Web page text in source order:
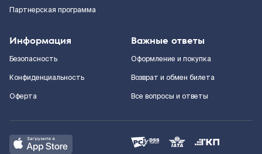
Партнерская программа
Информация
Безопасность
Конфиденциальность
Оферта
Важные ответы
Оформление и покупка
Возврат и обмен билета
Все вопросы и ответы